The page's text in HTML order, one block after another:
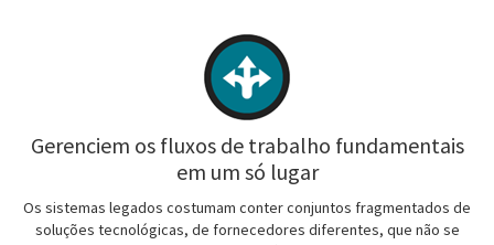
Gerenciem os fluxos de trabalho fundamentais
em um só lugar
Os sistemas legados costumam conter conjuntos fragmentados de
soluções tecnológicas, de fornecedores diferentes, que não se